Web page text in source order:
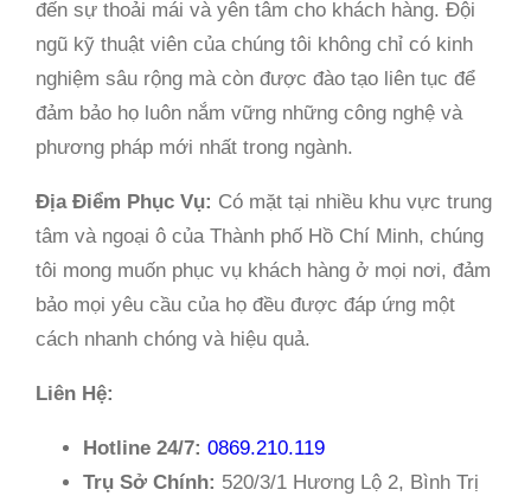
đến sự thoải mái và yên tâm cho khách hàng. Đội
ngũ kỹ thuật viên của chúng tôi không chỉ có kinh
nghiệm sâu rộng mà còn được đào tạo liên tục để
đảm bảo họ luôn nắm vững những công nghệ và
phương pháp mới nhất trong ngành.
Địa Điểm Phục Vụ: Có mặt tại nhiều khu vực trung
tâm và ngoại ô của Thành phố Hồ Chí Minh, chúng
tôi mong muốn phục vụ khách hàng ở mọi nơi, đảm
bảo mọi yêu cầu của họ đều được đáp ứng một
cách nhanh chóng và hiệu quả.
Liên Hệ:
Hotline 24/7: 0869.210.119
Trụ Sở Chính: 520/3/1 Hương Lộ 2, Bình Trị